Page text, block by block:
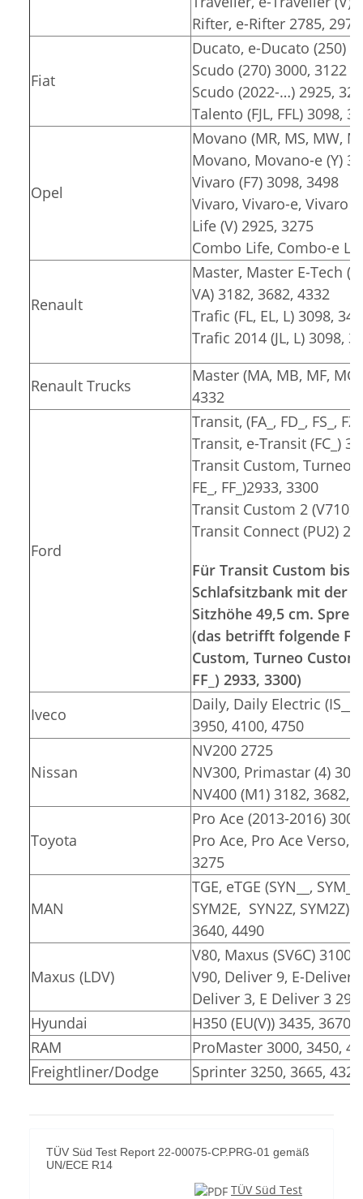
Rifter, e-Rifter 2785, 2975
Fiat
Ducato, e-Ducato (250)
Scudo (270) 3000, 3122
Scudo (2022-…) 2925,
Talento (FJL, FFL) 3098,
Opel
Movano (MR, MS, MW,
Movano, Movano-e (Y)
Vivaro (F7) 3098, 3498
Vivaro, Vivaro-e, Vivaro
Life (V) 2925, 3275
Combo Life, Combo-e
Renault
Master, Master E-Tech
VA) 3182, 3682, 4332
Trafic (FL, EL, L) 3098,
Trafic 2014 (JL, L) 3098,
Renault Trucks
Master (MA, MB, MF,
4332
Ford
Transit, (FA_, FD_, FS_,
Transit, e-Transit (FC_)
Transit Custom, Turneo
FE_, FF_)2933, 3300
Transit Custom 2 (V710)
Transit Connect (PU2)
Für Transit Custom bis
Schlafsitzbank mit der
Sitzhöhe 49,5 cm.
(das betrifft folgende
Custom, Turneo Custom
FF_) 2933, 3300)
Iveco
Daily, Daily Electric
3950, 4100, 4750
Nissan
NV200 2725
NV300, Primastar (4)
NV400 (M1) 3182, 3682,
Toyota
Pro Ace (2013-2016)
Pro Ace, Pro Ace Verso,
3275
MAN
TGE, eTGE (SYN__,
SYM2E, SYN2Z, SYM2Z)
3640, 4490
Maxus (LDV)
V80, Maxus (SV6C) 3100,
V90, Deliver 9, E-Deliver
Deliver 3, E Deliver 3
Hyundai
H350 (EU(V)) 3435, 3670
RAM
ProMaster 3000, 3450,
Freightliner/Dodge
Sprinter 3250, 3665, 4325
TÜV Süd Test Report 22-00075-CP.PRG-01 gemäß
UN/ECE R14
TÜV Süd Test